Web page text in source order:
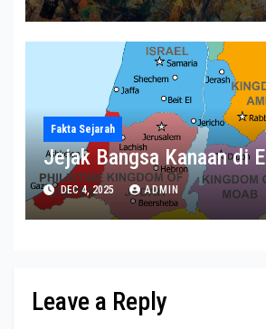
Fakta Sejarah
Jejak Bangsa Kanaan di
DEC 4, 2025 ADMIN
Leave a Reply